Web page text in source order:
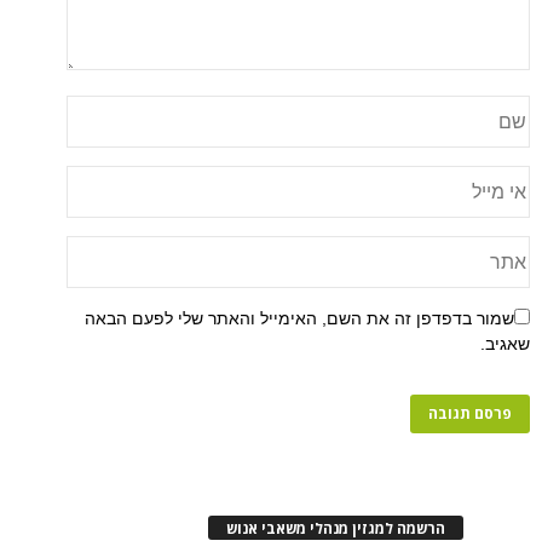
שמור בדפדפן זה את השם, האימייל והאתר שלי לפעם הבאה
שאגיב.
הרשמה למגזין מנהלי משאבי אנוש